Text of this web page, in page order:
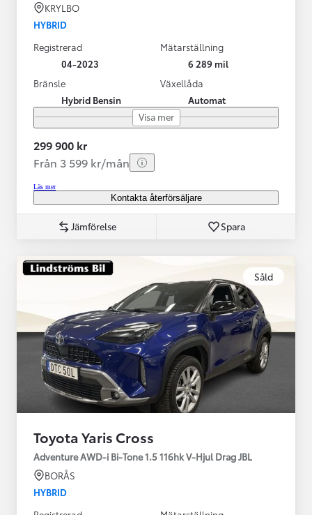
KRYLBO
HYBRID
Registrerad
04-2023
Mätarställning
6 289 mil
Bränsle
Hybrid Bensin
Växellåda
Automat
Visa mer
299 900 kr
Från 3 599 kr/mån
Läs mer
Kontakta återförsäljare
Jämförelse Spara
Såld
Toyota Yaris Cross
Adventure AWD-i Bi-Tone 1.5 116hk V-Hjul Drag JBL
BORÅS
HYBRID